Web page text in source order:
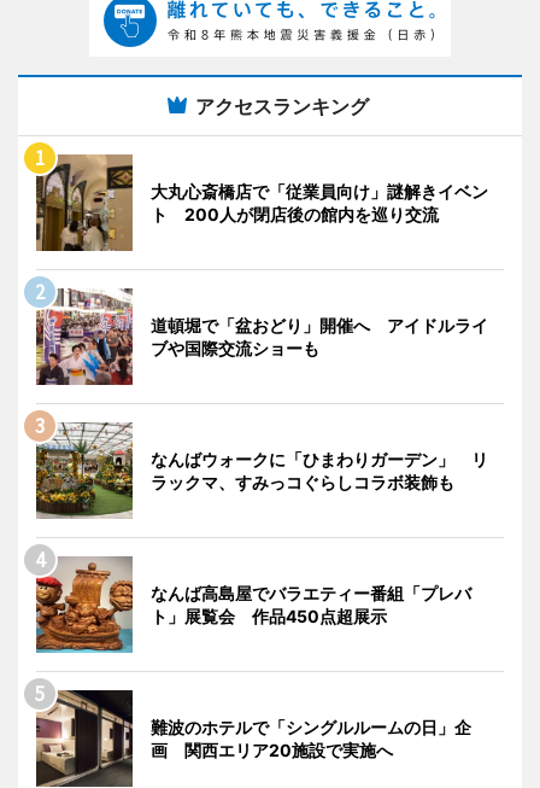
アクセスランキング
大丸心斎橋店で「従業員向け」謎解きイベン
ト 200人が閉店後の館内を巡り交流
道頓堀で「盆おどり」開催へ アイドルライ
ブや国際交流ショーも
なんばウォークに「ひまわりガーデン」 リ
ラックマ、すみっコぐらしコラボ装飾も
なんば高島屋でバラエティー番組「プレバ
ト」展覧会 作品450点超展示
難波のホテルで「シングルルームの日」企
画 関西エリア20施設で実施へ